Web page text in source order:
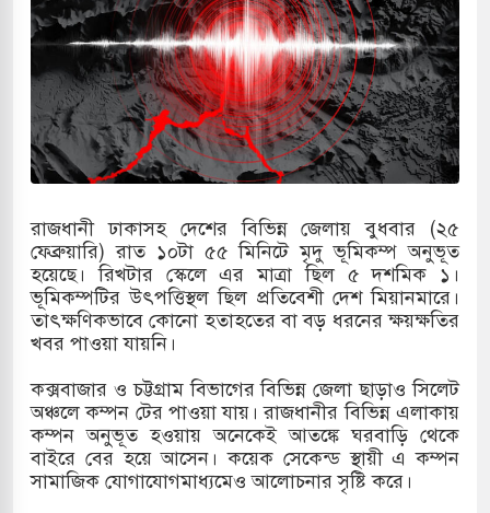
আল-আকসা দখলের পথে ইসরায়েলীরা,হাতছাড়ার
বৈঠক জর্ডানের
ভারী বৃষ্টি ও পাহাড়ি ঢলে ফুঁসে উঠেছে তিস্তা
ইমরান খানের মুক্তির দাবিতে পাকিস্তানজুড়ে
রাশিয়ায় উত্তর কোরিয়ার ক্ষেপণাস্ত্র ইউনিট মোতায়েন
কিয়েভ
জুলাই গণঅভ্যুত্থান স্মৃতি জাদুঘরের উদ্বোধন
লোহিত সাগরে ইয়েমেন উপকূলে হামলার শিকার
ডুবল
বিশ্ব বাণিজ্য পর্যালোচনায় পোশাক রপ্তানিতে দ্বিতীয়
রাজধানী ঢাকাসহ দেশের বিভিন্ন জেলায় বুধবার (২৫
ফেব্রুয়ারি) রাত ১০টা ৫৫ মিনিটে মৃদু ভূমিকম্প অনুভূত
হয়েছে। রিখটার স্কেলে এর মাত্রা ছিল ৫ দশমিক ১।
ভূমিকম্পটির উৎপত্তিস্থল ছিল প্রতিবেশী দেশ মিয়ানমারে।
তাৎক্ষণিকভাবে কোনো হতাহতের বা বড় ধরনের ক্ষয়ক্ষতির
খবর পাওয়া যায়নি।
কক্সবাজার ও চট্টগ্রাম বিভাগের বিভিন্ন জেলা ছাড়াও সিলেট
অঞ্চলে কম্পন টের পাওয়া যায়। রাজধানীর বিভিন্ন এলাকায়
কম্পন অনুভূত হওয়ায় অনেকেই আতঙ্কে ঘরবাড়ি থেকে
বাইরে বের হয়ে আসেন। কয়েক সেকেন্ড স্থায়ী এ কম্পন
সামাজিক যোগাযোগমাধ্যমেও আলোচনার সৃষ্টি করে।